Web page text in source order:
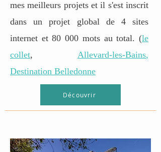
mes meilleurs projets et il s'est inscrit
dans un projet global de 4 sites
internet et 80 000 mots au total. (le
collet, Allevard-les-Bains,
Destination Belledonne
Découvrir